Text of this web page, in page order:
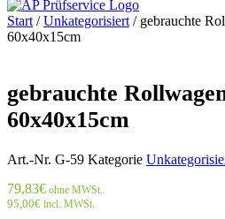
Start /Unkategorisiert / gebrauchte
60x40x15cm
gebrauchte
60x40x15cm
Art.-Nr. G-59 Kategorie
79,83€ ohne MWSt.
95,00€ incl. MWSt.